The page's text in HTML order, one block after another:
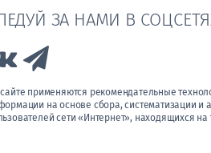
ЗА НАМИ В
Link to Vk
применяются рекомендательные
на основе сбора, систематизации и
сети «Интернет», находящихся